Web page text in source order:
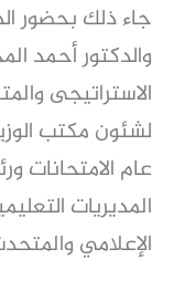
جاء ذلك بحضور
والدكتور أحمد
الاستراتيجى
لشئون مكتب
عام الامتحانات
المديريات
الإعلامي